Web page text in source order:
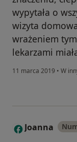
wypytała o
wizyta
wrażeniem
lekarzami
11 marca 2019 • W
J Joanna